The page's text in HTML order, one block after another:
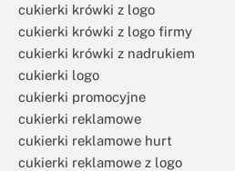
cukierki krówki z logo
cukierki krówki z logo firmy
cukierki krówki z nadrukiem
cukierki logo
cukierki promocyjne
cukierki reklamowe
cukierki reklamowe hurt
cukierki reklamowe z logo